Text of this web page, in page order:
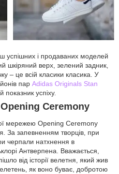
успішних і продаваних моделей
шкіряний верх, зелений задник,
– це всій класики класика. У
пар Adidas Originals Stan
успіху.
Ceremony
мережею Opening Ceremony
За запевненням творців, при
черпали натхнення в
Антверпена. Вважається,
від історії велетня, який жив
як воно буває, добротою